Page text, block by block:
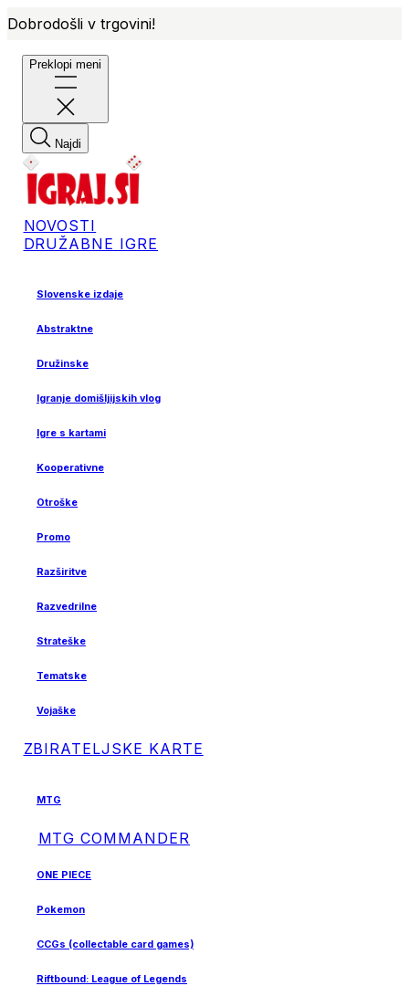
Dobrodošli v trgovini!
Preklopi meni
Najdi
NOVOSTI
DRUŽABNE IGRE
Slovenske izdaje
Abstraktne
Družinske
Igranje domišljijskih vlog
Igre s kartami
Kooperativne
Otroške
Promo
Razširitve
Razvedrilne
Strateške
Tematske
Vojaške
ZBIRATELJSKE KARTE
MTG
MTG COMMANDER
ONE PIECE
Pokemon
CCGs (collectable card games)
Riftbound: League of Legends